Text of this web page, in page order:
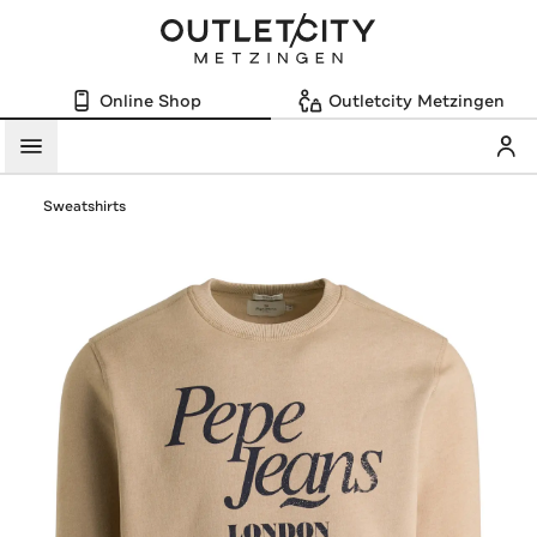
Online Shop Outletcity Metzingen
Menü
Sweatshirts